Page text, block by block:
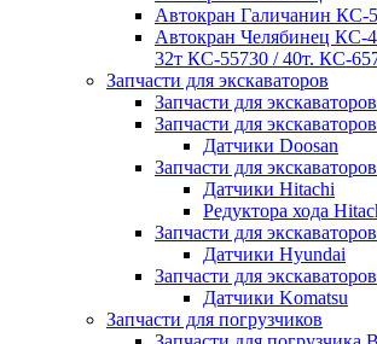
Автокран Галичанин КС-
Автокран Челябинец КС-
32т КС-55730 / 40т. КС-
Запчасти для экскаваторов
Запчасти для
Запчасти для
Датчики Doosan
Запчасти для
Датчики Hitachi
Редуктора хода
Запчасти для
Датчики Hyundai
Запчасти для
Датчики Komatsu
Запчасти для погрузчиков